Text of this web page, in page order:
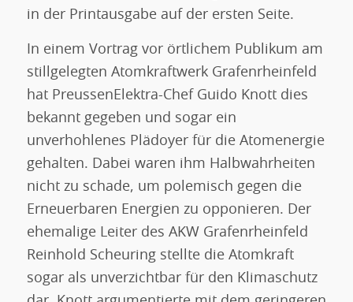
in der Printausgabe auf der ersten Seite.
In einem Vortrag vor örtlichem Publikum am
stillgelegten Atomkraftwerk Grafenrheinfeld
hat PreussenElektra-Chef Guido Knott dies
bekannt gegeben und sogar ein
unverhohlenes Plädoyer für die Atomenergie
gehalten. Dabei waren ihm Halbwahrheiten
nicht zu schade, um polemisch gegen die
Erneuerbaren Energien zu opponieren. Der
ehemalige Leiter des AKW Grafenrheinfeld
Reinhold Scheuring stellte die Atomkraft
sogar als unverzichtbar für den Klimaschutz